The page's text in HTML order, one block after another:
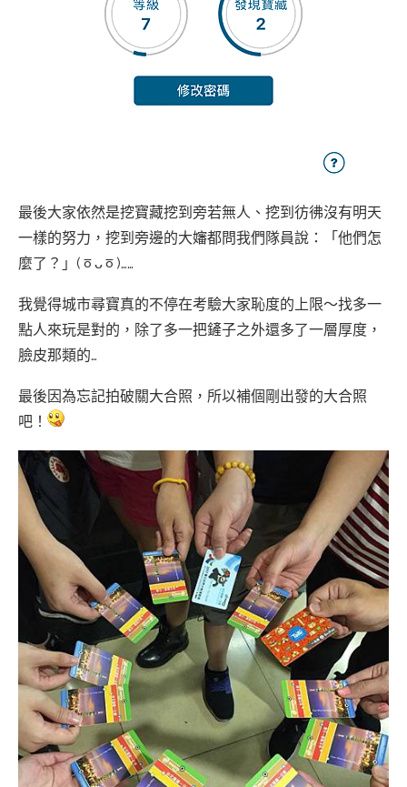
最後大家依然是挖寶藏挖到旁若無人、挖到彷彿沒有明天
一樣的努力，挖到旁邊的大嬸都問我們隊員說：「他們怎
麼了？」(ㆆᴗㆆ)……
我覺得城市尋寶真的不停在考驗大家恥度的上限～找多一
點人來玩是對的，除了多一把鏟子之外還多了一層厚度，
臉皮那類的…
最後因為忘記拍破關大合照，所以補個剛出發的大合照
吧！